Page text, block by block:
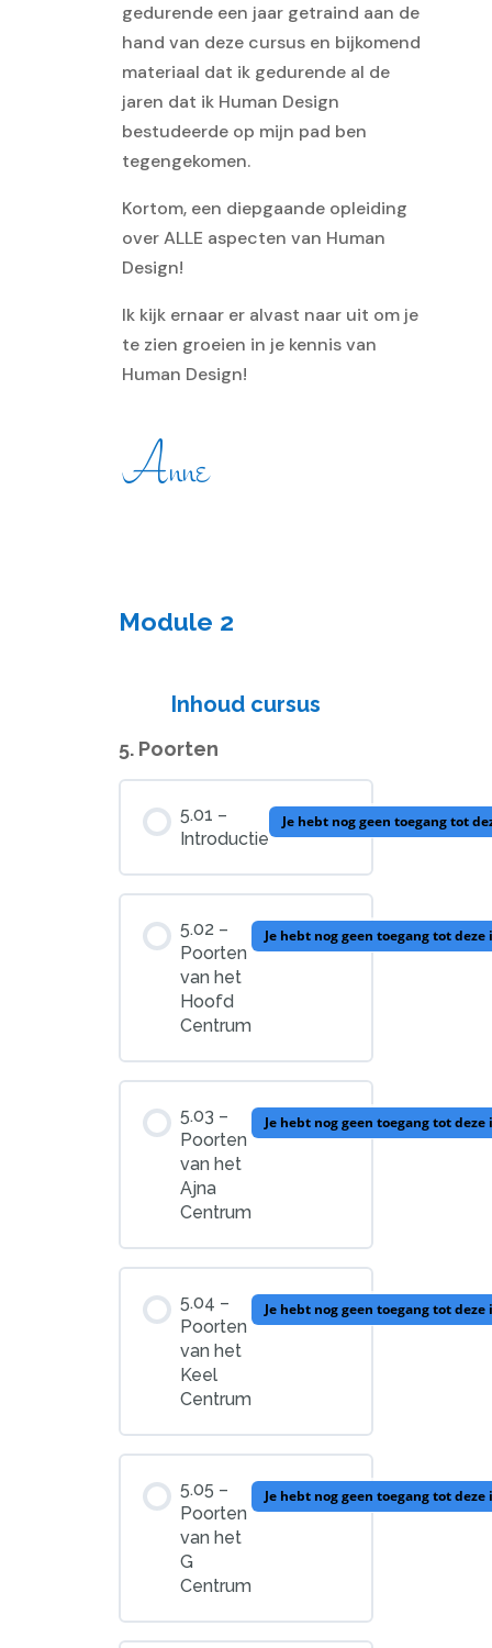
gedurende een jaar getraind aan de
hand van deze cursus en bijkomend
materiaal dat ik gedurende al de
jaren dat ik Human Design
bestudeerde op mijn pad ben
tegengekomen.
Kortom, een diepgaande opleiding
over ALLE aspecten van Human
Design!
Ik kijk ernaar er alvast naar uit om je
te zien groeien in je kennis van
Human Design!
Anne
Module 2
Inhoud cursus
5. Poorten
5.01 –
Introductie
Je hebt nog geen toegang tot
5.02 –
Poorten
van het
Hoofd
Centrum
Je hebt nog geen toegang tot
5.03 –
Poorten
van het
Ajna
Centrum
Je hebt nog geen toegang tot
5.04 –
Poorten
van het
Keel
Centrum
Je hebt nog geen toegang tot
5.05 –
Poorten
van het
G
Centrum
Je hebt nog geen toegang tot